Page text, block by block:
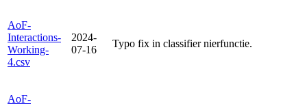
AoF-
Interactions-
Working-
4.csv
2024-
07-16
Typo fix in classifier nierfunctie.
AoF-